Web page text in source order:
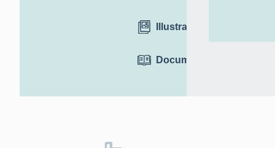
Illustrations
Documentation